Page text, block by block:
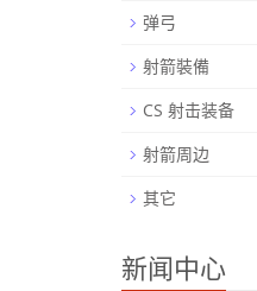
弹弓
射箭裝備
CS 射击装备
射箭周边
其它
新闻中心